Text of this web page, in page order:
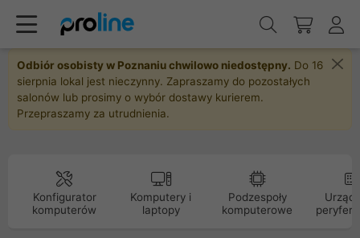
Odbiór osobisty w Poznaniu chwilowo niedostępny. Do 16
sierpnia lokal jest nieczynny. Zapraszamy do pozostałych
salonów lub prosimy o wybór dostawy kurierem.
Przepraszamy za utrudnienia.
Konfigurator
komputerów
Komputery i
laptopy
Podzespoły
komputerowe